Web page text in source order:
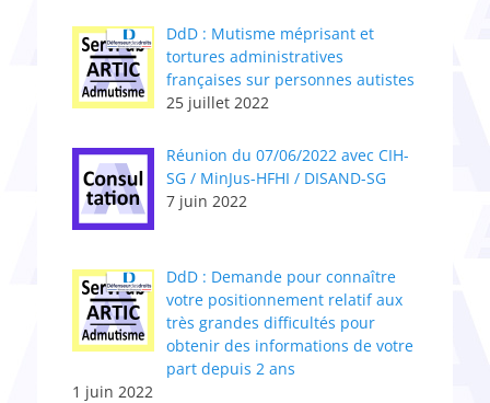
DdD : Mutisme méprisant et
tortures administratives
françaises sur personnes autistes
25 juillet 2022
Réunion du 07/06/2022 avec CIH-
SG / MinJus-HFHI / DISAND-SG
7 juin 2022
DdD : Demande pour connaître
votre positionnement relatif aux
très grandes difficultés pour
obtenir des informations de votre
part depuis 2 ans
1 juin 2022